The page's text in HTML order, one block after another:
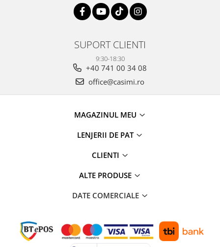
SUPORT CLIENTI
9:30-18:30
+40 741 00 34 08
office@casimi.ro
MAGAZINUL MEU
LENJERII DE PAT
CLIENTI
ALTE PRODUSE
DATE COMERCIALE